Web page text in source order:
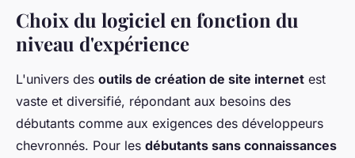
Choix du logiciel en fonction du
niveau d'expérience
L'univers des outils de création de site internet est
vaste et diversifié, répondant aux besoins des
débutants comme aux exigences des développeurs
chevronnés. Pour les débutants sans connaissances